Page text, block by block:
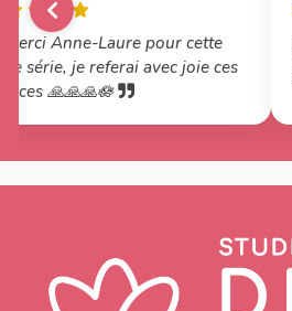
Anne-Laure pour cette
série, je referai avec joie ces
🙏🙏🙏🪷